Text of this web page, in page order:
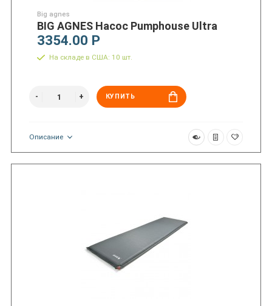
Big agnes
BIG AGNES Насос Pumphouse Ultra
3354.00 Р
На складе в США: 10 шт.
КУПИТЬ
Описание